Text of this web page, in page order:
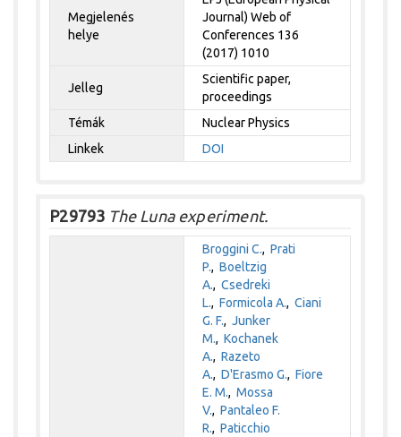
Megjelenés
helye
Journal) Web of
Conferences 136
(2017) 1010
Jelleg
Scientific paper,
proceedings
Témák
Nuclear Physics
Linkek
DOI
P29793 The Luna experiment.
Broggini C.,Prati
P.,Boeltzig
A.,Csedreki
L.,Formicola A.,Ciani
G. F.,Junker
M.,Kochanek
A.,Razeto
A.,D'Erasmo G.,Fiore
E. M.,Mossa
V.,Pantaleo F.
R.,Paticchio